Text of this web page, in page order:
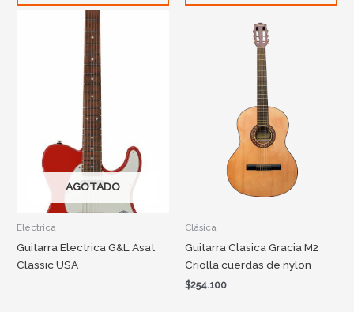
AGOTADO
Eléctrica
Guitarra Electrica G&L Asat
Classic USA
Clásica
Guitarra Clasica Gracia M2
Criolla cuerdas de nylon
$254.100